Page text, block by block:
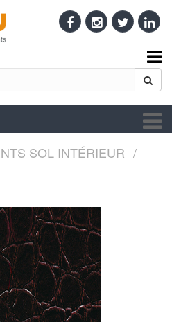
SOL INTÉRIEUR